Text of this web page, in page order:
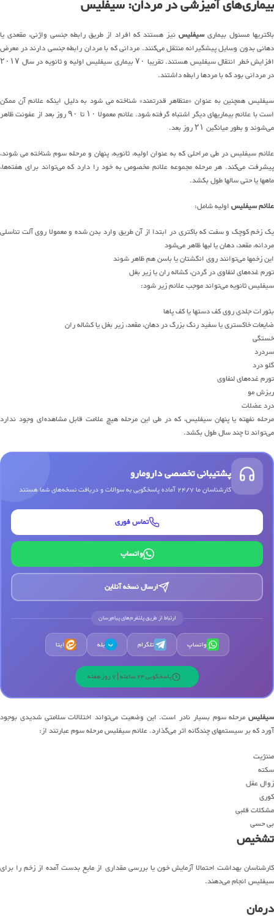
بیماری‌های آمیزشی در مردان: سیفلیس
باکتریها مسئول بیماریسیفلیسنیز هستند که افراد از طریق رابطه جنسی واژنی، مقعدی یا
دهانی بدون وسایل پیشگیرانه منتقل می‌کنند. مردانی که با مردان رابطه جنسی دارند در معرض
افزایش خطر انتقال سیفلیس هستند. تقریبا ۷۰ بیماری سیفلیس اولیه و ثانویه در سال ۲۰۱۷
در مردانی بود که با مردها رابطه داشتند.
سیفلیس همچنین به عنوان «متظاهر قدرتمند» شناخته می شود به دلیل اینکه علائم آن ممکن
است با علائم بیماریهای دیگر اشتباه گرفته شود. علائم معمولا ۱۰ تا ۹۰ روز بعد از عفونت ظاهر
می‌شوند و بطور میانگین ۲۱ روز بعد.
علائم سیفلیس در طی مراحلی که به عنوان اولیه، ثانویه، پنهان و مرحله سوم شناخته می شوند،
پیشرفت می‌کند. هر مرحله مجموعه علائم مخصوص به خود را دارد که می‌تواند برای هفته‌ها،
ماهها یا حتی سالها طول بکشد.
علائم سیفلیساولیه شامل:
یک زخم کوچک و سفت که باکتری در ابتدا از آن طریق وارد بدن شده و معمولا روی آلت تناسلی
مردانه، مقعد، دهان یا لبها ظاهر می‌شود
این زخمها می‌توانند روی انگشتان یا باسن هم ظاهر شوند
تورم غده‌های لنفاوی در گردن، کشاله ران یا زیر بغل
سیفلیس ثانویه می‌تواند موجب علائم زیر شود:
بثورات جلدی روی کف دستها یا کف پاها
ضایعات خاکستری یا سفید رنگ بزرگ در دهان، مقعد، زیر بغل یا کشاله ران
خستگی
سردرد
گلو درد
تورم غده‌های لنفاوی
ریزش مو
درد عضلات
مرحله نفهته یا پنهان سیفلیس، که در طی این مرحله هیچ علامت قابل مشاهده‌ای وجود ندارد
می‌تواند تا چند سال طول بکشد.
پشتیبانی تخصصی دارومارو
کارشناسان ما 24/7 آماده پاسخگویی به سوالات و دریافت نسخه‌های شما هستند
تماس فوری
واتساپ
ارسال نسخه آنلاین
ارتباط از طریق پلتفرم‌های پیام‌رسان
واتساپ تلگرام ب بله ایتا
پاسخگویی 24 ساعته | 7 روز هفته
سیفلیس مرحله سوم بسیار نادر است. این وضعیت می‌تواند اختلالات سلامتی شدیدی بوجود
آورد که بر سیستمهای چندگانه اثر می‌گذارد. علائم سیفلیس مرحله سوم عبارتند از:
مننژیت
سکته
زوال عقل
کوری
مشکلات قلبی
بی حسی
تشخیص
کارشناسان بهداشت احتمالا آزمایش خون یا بررسی مقداری از مایع بدست آمده از زخم را برای
سیفلیس انجام می‌دهند.
درمان